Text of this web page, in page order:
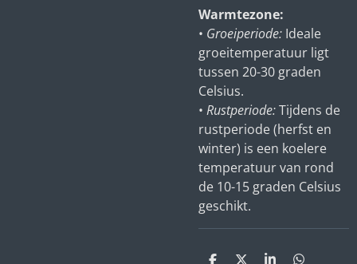
Warmtezone:
• Groeiperiode: Ideale
groeitemperatuur ligt
tussen 20-30 graden
Celsius.
• Rustperiode:Tijdens de
rustperiode (herfst en
winter) is een koelere
temperatuur van rond
de 10-15 graden Celsius
geschikt.